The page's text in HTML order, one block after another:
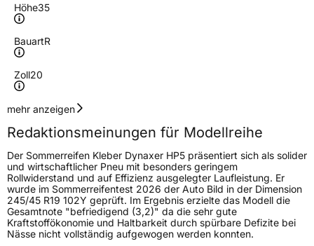
Höhe35
BauartR
Zoll20
Geschwindigkeitsindex
Höchstgeschwindigkeit
300 km/h
Lastindex99
Höchstlast775 kg
Generelle Merkmale
mehr anzeigen
Redaktionsmeinungen für Modellreihe
Der Sommerreifen Kleber Dynaxer HP5 präsentiert sich als solider
und wirtschaftlicher Pneu mit besonders geringem
Rollwiderstand und auf Effizienz ausgelegter Laufleistung. Er
wurde im Sommerreifentest 2026 der Auto Bild in der Dimension
245/45 R19 102Y geprüft. Im Ergebnis erzielte das Modell die
Gesamtnote "befriedigend (3,2)" da die sehr gute
Kraftstoffökonomie und Haltbarkeit durch spürbare Defizite bei
Nässe nicht vollständig aufgewogen werden konnten.